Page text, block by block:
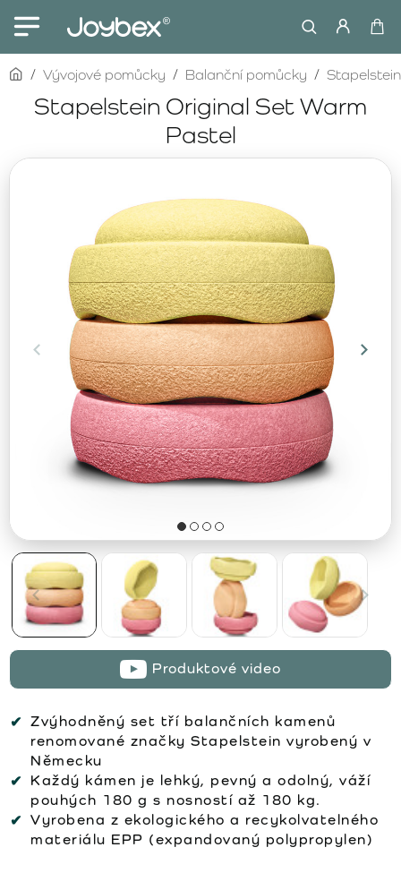
Stapelstein Original Set Warm
Pastel
homeVývojové pomůcky Balanční pomůcky Stapelstein
Produktové video
Zvýhodněný set tří balančních kamenů
renomované značky Stapelstein vyrobený v
Německu
Každý kámen je lehký, pevný a odolný, váží
pouhých 180 g s nosností až 180 kg.
Vyrobena z ekologického a recykolvatelného
materiálu EPP (expandovaný polypropylen)